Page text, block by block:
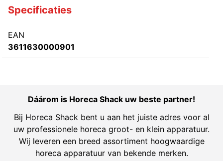
Specificaties
EAN
3611630000901
Dáárom is Horeca Shack uw beste partner!
Bij Horeca Shack bent u aan het juiste adres voor al
uw professionele horeca groot- en klein apparatuur.
Wij leveren een breed assortiment hoogwaardige
horeca apparatuur van bekende merken.